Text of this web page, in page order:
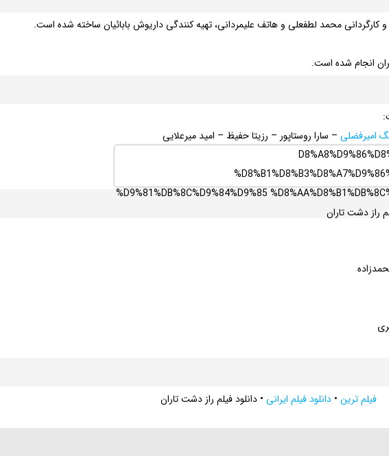
کارگردانی محمد لطفعلی و هاتف علیمردانی، تهیه کنندگی داریوش بابائیان ساخته شده است.
انجام شده است.
امیرفضلی – سارا روستاپور – رزیتا حفیظ – امید میرعلایی
فیلم ترین• دانلود فیلم ایرانی• دانلود فیلم راز دشت تاران